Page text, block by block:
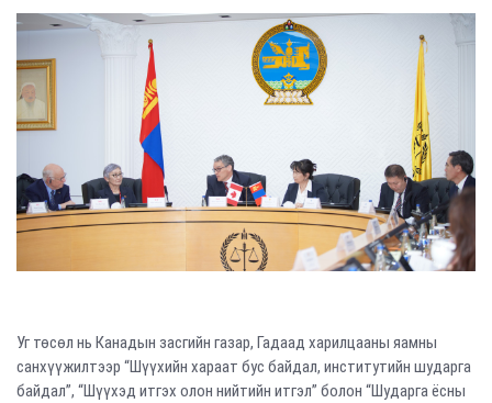
Уг төсөл нь Канадын засгийн газар, Гадаад харилцааны яамны
санхүүжилтээр “Шүүхийн хараат бус байдал, институтийн шударга
байдал”, “Шүүхэд итгэх олон нийтийн итгэл” болон “Шударга ёсны